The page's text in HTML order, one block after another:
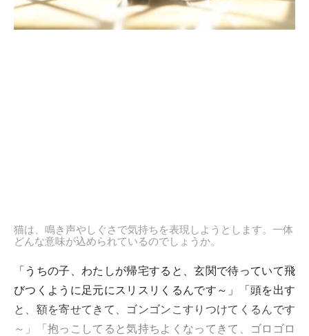
猫は、鳴き声やしぐさで気持ちを表現しようとします。一体
どんな意味が込められているのでしょうか。
「うちの子、わたしが帰宅すると、玄関で待っていて飛
びつくように足元にスリスリくるんです～」「頭を出す
と、額を寄せてきて、ゴンゴンこすりつけてくるんです
～」「抱っこしてると気持ちよくなってきて、ゴロゴロ